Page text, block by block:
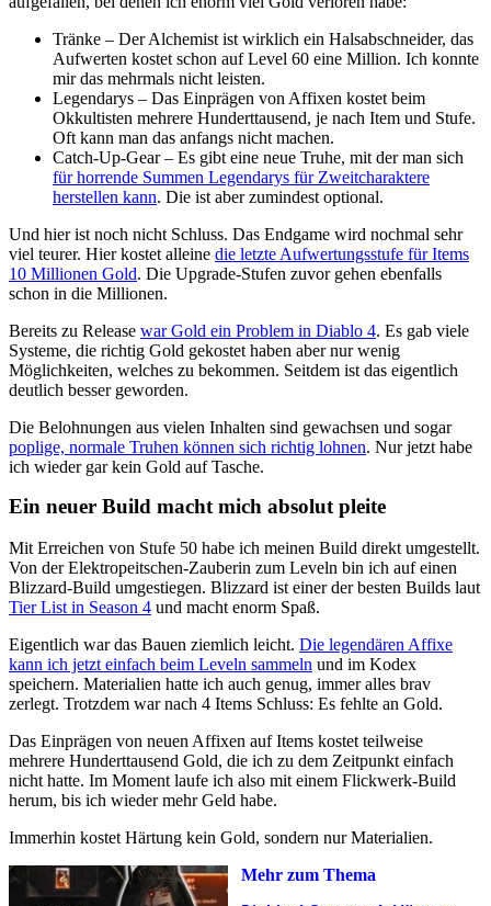
Tränke – Der Alchemist ist wirklich ein Halsabschneider, das
Aufwerten kostet schon auf Level 60 eine Million. Ich konnte
mir das mehrmals nicht leisten.
Legendarys – Das Einprägen von Affixen kostet beim
Okkultisten mehrere Hunderttausend, je nach Item und Stufe.
Oft kann man das anfangs nicht machen.
Catch-Up-Gear – Es gibt eine neue Truhe, mit der man sich
für horrende Summen Legendarys für Zweitcharaktere
herstellen kann. Die ist aber zumindest optional.
Und hier ist noch nicht Schluss. Das Endgame wird nochmal sehr
viel teurer. Hier kostet alleine die letzte Aufwertungsstufe für Items
10 Millionen Gold. Die Upgrade-Stufen zuvor gehen ebenfalls
schon in die Millionen.
Bereits zu Release war Gold ein Problem in Diablo 4. Es gab viele
Systeme, die richtig Gold gekostet haben aber nur wenig
Möglichkeiten, welches zu bekommen. Seitdem ist das eigentlich
deutlich besser geworden.
Die Belohnungen aus vielen Inhalten sind gewachsen und sogar
poplige, normale Truhen können sich richtig lohnen. Nur jetzt habe
ich wieder gar kein Gold auf Tasche.
Ein neuer Build macht mich absolut pleite
Mit Erreichen von Stufe 50 habe ich meinen Build direkt umgestellt.
Von der Elektropeitschen-Zauberin zum Leveln bin ich auf einen
Blizzard-Build umgestiegen. Blizzard ist einer der besten Builds laut
Tier List in Season 4 und macht enorm Spaß.
Eigentlich war das Bauen ziemlich leicht. Die legendären Affixe
kann ich jetzt einfach beim Leveln sammeln und im Kodex
speichern. Materialien hatte ich auch genug, immer alles brav
zerlegt. Trotzdem war nach 4 Items Schluss: Es fehlte an Gold.
Das Einprägen von neuen Affixen auf Items kostet teilweise
mehrere Hunderttausend Gold, die ich zu dem Zeitpunkt einfach
nicht hatte. Im Moment laufe ich also mit einem Flickwerk-Build
herum, bis ich wieder mehr Geld habe.
Immerhin kostet Härtung kein Gold, sondern nur Materialien.
Mehr zum Thema